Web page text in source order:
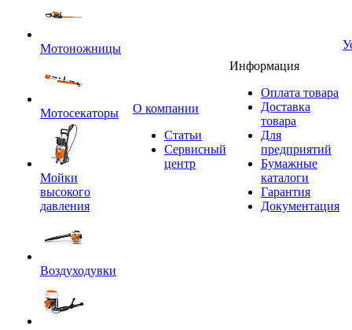
Мотоножницы
Мотосекаторы
Мойки
высокого
давления
Воздуходувки
O компании
Статьи
Сервисный
центр
Информация
Оплата товара
Доставка
товара
Для
предприятий
Бумажные
каталоги
Гарантия
Документация